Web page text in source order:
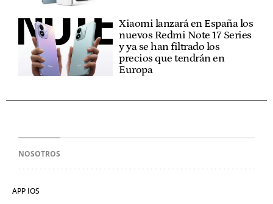
Xiaomi lanzará en España los
nuevos Redmi Note 17 Series
y ya se han filtrado los
precios que tendrán en
Europa
NOSOTROS
APP IOS